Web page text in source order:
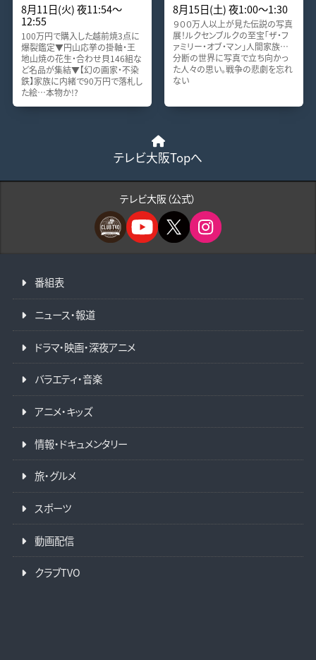
8月11日(火) 夜11:54〜
12:55
100万円で購入した越前焼3点に
爆裂鑑定▼円山応挙の掛軸・王
地山焼の花生・合わせ貝146組な
ど名品が集結▼【幻の画家・不染
鉄】家族に内緒で90万円で落札し
た絵…本物か!?
8月15日(土) 夜1:00〜1:30
９００万人以上が見た伝説の写真
展！ルクセンブルクの至宝「ザ・フ
ァミリー・オブ・マン」人間家族…
分断の世界に写真で立ち向かっ
た人々の思い。戦争の悲劇を忘れ
ない
テレビ大阪Topへ
テレビ大阪（公式）
番組表
ニュース・報道
ドラマ・映画・深夜アニメ
バラエティ・音楽
アニメ・キッズ
情報・ドキュメンタリー
旅・グルメ
スポーツ
動画配信
クラブTVO